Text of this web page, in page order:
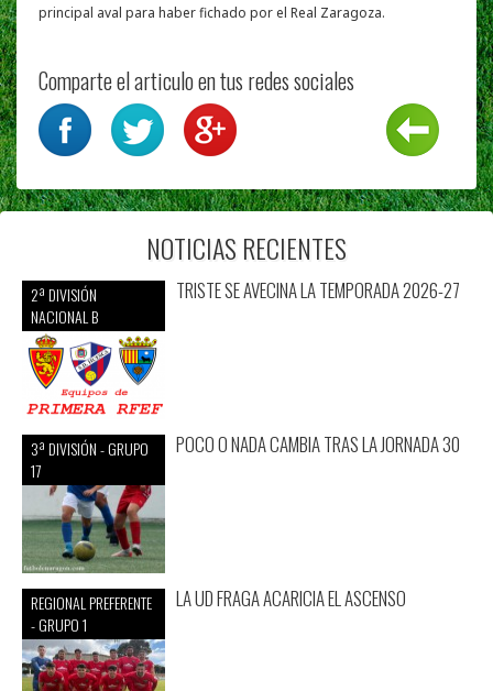
principal aval para haber fichado por el Real Zaragoza.
Comparte el articulo en tus redes sociales
NOTICIAS RECIENTES
2ª DIVISIÓN
NACIONAL B
TRISTE SE AVECINA LA TEMPORADA 2026-27
3ª DIVISIÓN - GRUPO
17
POCO O NADA CAMBIA TRAS LA JORNADA 30
REGIONAL PREFERENTE
- GRUPO 1
LA UD FRAGA ACARICIA EL ASCENSO